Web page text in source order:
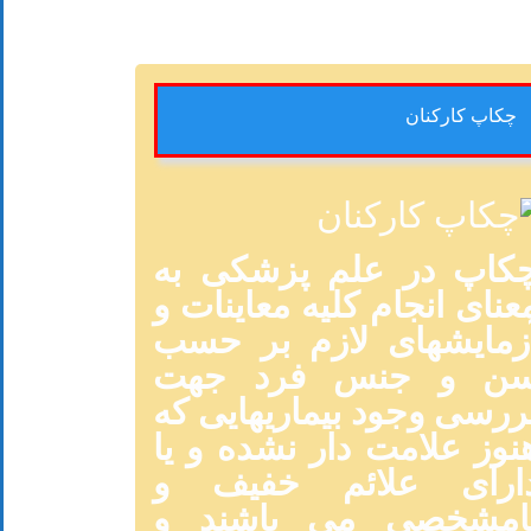
چکاپ کارکنان
در علم پزشکی به
انجام کلیه معاینات و
آزمایشهای لازم بر حسب
و جنس فرد جهت
وجود بیماریهایی که
علامت دار نشده و یا
علائم خفیف و
می باشند و